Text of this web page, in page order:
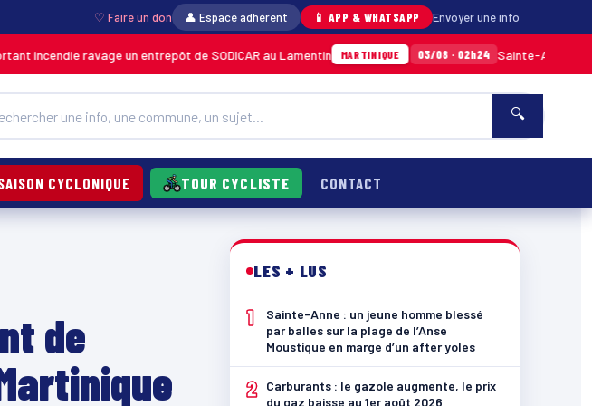
♡ Faire un don 👤 Espace adhérent 📱 APP & WHATSAPP Envoyer une info
ravage un entrepôt de SODICAR au Lamentin MARTINIQUE 03/08 · 02h24 Sainte-Anne : un jeune
🔍
CYCLONIQUE TOUR CYCLISTE CONTACT
de
LES + LUS
1
Sainte-Anne : un jeune homme blessé
par balles sur la plage de l’Anse
Moustique en marge d’un after yoles
2
Carburants : le gazole augmente, le prix
du gaz baisse au 1er août 2026